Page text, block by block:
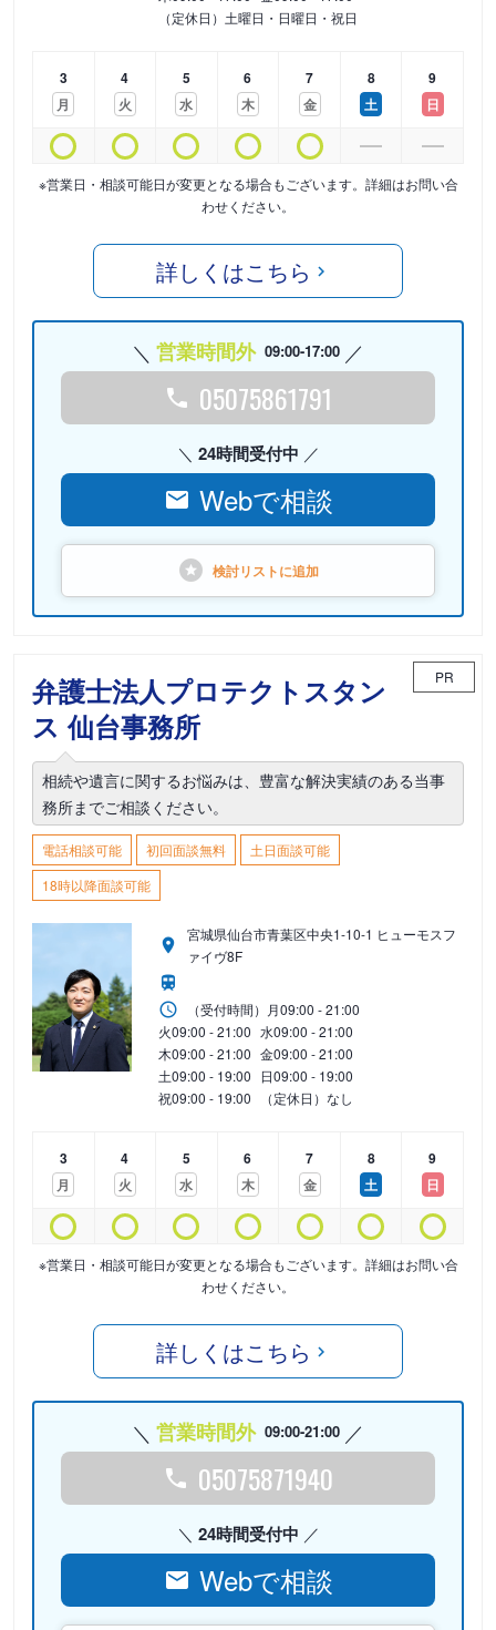
（定休日）土曜日・日曜日・祝日
3
月
4
火
5
水
6
木
7
金
8
土
9
日
※営業日・相談可能日が変更となる場合もございます。詳細はお問い合
わせください。
詳しくはこちら
営業時間外 09:00-17:00
05075861791
24時間受付中
Webで相談
検討リストに追加
弁護士法人プロテクトスタン
ス 仙台事務所
PR
相続や遺言に関するお悩みは、豊富な解決実績のある当事
務所までご相談ください。
電話相談可能 初回面談無料
土日面談可能
18時以降面談可能
宮城県仙台市青葉区中央1-10-1 ヒューモスフ
ァイヴ8F
（受付時間） 月09:00 - 21:00
火09:00 - 21:00 水09:00 - 21:00
木09:00 - 21:00 金09:00 - 21:00
土09:00 - 19:00 日09:00 - 19:00
祝09:00 - 19:00 （定休日）なし
3
月
4
火
5
水
6
木
7
金
8
土
9
日
※営業日・相談可能日が変更となる場合もございます。詳細はお問い合
わせください。
詳しくはこちら
営業時間外 09:00-21:00
05075871940
24時間受付中
Webで相談